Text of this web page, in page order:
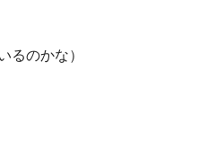
るのかな）